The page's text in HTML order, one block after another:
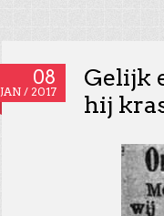
08
JAN / 2017
Gelijk
hij